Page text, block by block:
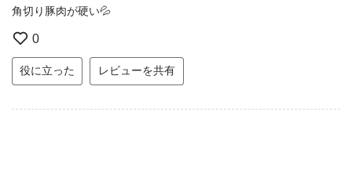
角切り豚肉が硬い💦
0
役に立った レビューを共有